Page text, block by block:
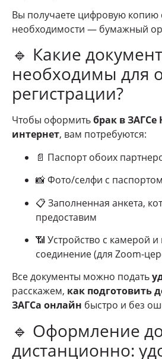
Вы получаете цифровую копию
необходимости — бумажный
🔹 Какие
необходимы для
регистрации?
Чтобы оформитьбрак в
интернет, вам потребуются:
📄 Паспорт обоих
📸 Фото/селфи с
📋 Заполненная анкета,
предоставим
📶 Устройство с камерой и
соединение (для Zoom-
Все документы можно подать
расскажем, как подготовить
ЗАГСа онлайн быстро и без
🔹 Оформление
дистанционно: